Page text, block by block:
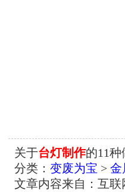
关于台灯制作的11种
分类： 变废为宝 > 金
文章内容来自：互